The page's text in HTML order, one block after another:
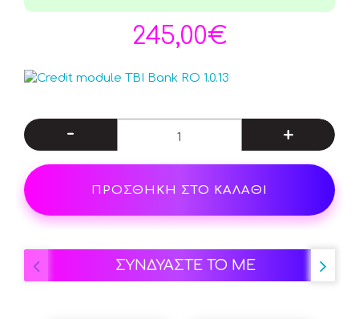
245,00€
- +
ΠΡΟΣΘΗΚΗ ΣΤΟ ΚΑΛΑΘΙ
ΣΥΝΔΥΑΣΤΕ ΤΟ ΜΕ